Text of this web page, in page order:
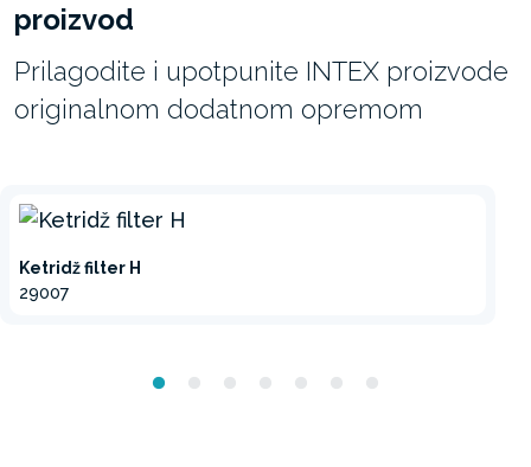
proizvod
Prilagodite i upotpunite INTEX proizvode
originalnom dodatnom opremom
Ketridž filter H
29007